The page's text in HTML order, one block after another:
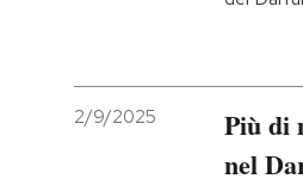
2/9/2025
Più di
nel